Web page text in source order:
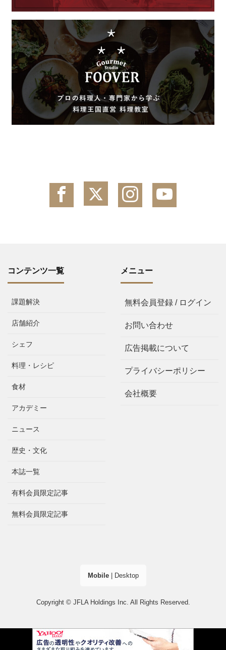
コンテンツ一覧
課題解決
店舗紹介
シェフ
料理・レシピ
食材
アカデミー
ニュース
歴史・文化
本誌一覧
有料会員限定記事
無料会員限定記事
メニュー
無料会員登録 / ログイン
お問い合わせ
広告掲載について
プライバシーポリシー
会社概要
Mobile| Desktop
Copyright © JFLA Holdings Inc. All Rights Reserved.